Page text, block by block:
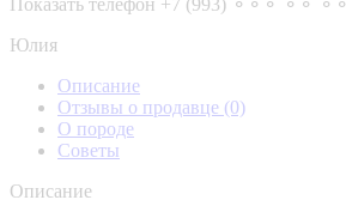
Юлия
Описание
Отзывы о продавце (0)
О породе
Советы
Описание